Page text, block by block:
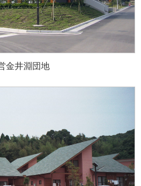
金井淵団地